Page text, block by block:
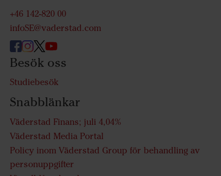
+46 142-820 00
infoSE@vaderstad.com
Besök oss
Studiebesök
Snabblänkar
Väderstad Finans; juli 4,04%
Väderstad Media Portal
Policy inom Väderstad Group för behandling av
personuppgifter